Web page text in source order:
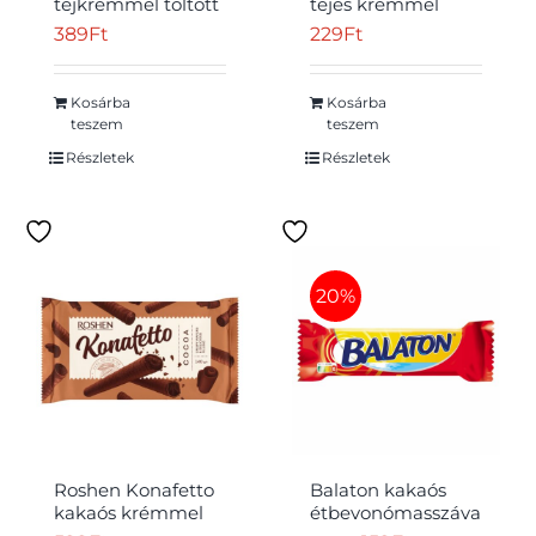
ostya 72 g
389Ft
Kosárba
teszem
Részletek
töltött ostyaszelet
bevonómasszában
40 g
229Ft
Kosárba
teszem
Részletek
Roshen Konafetto
kakaós krémmel
20%
Balaton kakaós
étbevonómasszával